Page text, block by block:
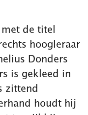
de titel
hoogleraar
Donders
is gekleed in
zittend
houdt hij